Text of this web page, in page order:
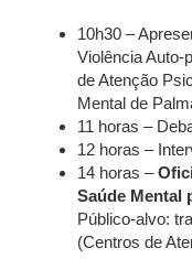
10h30 –
Violência Auto-
de Atenção
Mental de
11 horas –
12 horas –
14 horas –
Saúde Mental
Público-alvo:
(Centros de